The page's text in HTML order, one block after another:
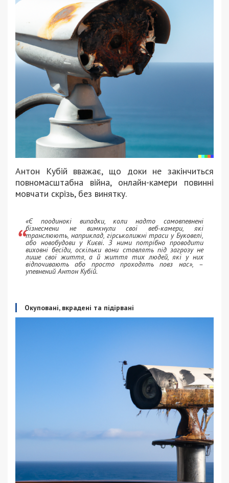
Антон Кубій вважає, що доки не закінчиться
повномасштабна війна, онлайн-камери повинні
мовчати скрізь, без винятку.
«Є поодинокі випадки, коли надто самовпевнені
бізнесмени не вимкнули свої веб-камери, які
транслюють, наприклад, гірськолижні траси у Буковелі,
або новобудови у Києві. З ними потрібно проводити
виховні бесіди, оскільки вони ставлять під загрозу не
лише свої життя, а й життя тих людей, які у них
відпочивають або просто проходять повз нас», –
упевнений Антон Кубій.
Окуповані, вкрадені та підірвані